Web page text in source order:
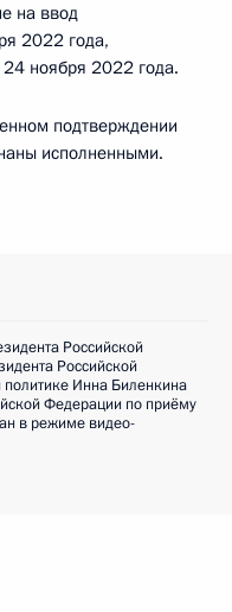
на ввод
2022 года,
24 ноября 2022 года.
подтверждении
исполненными.
Российской
Российской
Инна Биленкина
Федерации по приёму
в режиме видео-